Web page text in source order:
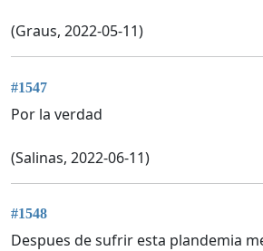
(Graus, 2022-05-11)
#1547
Por la verdad
(Salinas, 2022-06-11)
#1548
Despues de sufrir esta plandemia